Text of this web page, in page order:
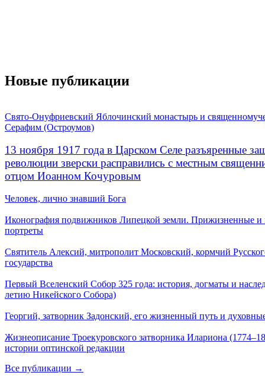
Новые публикации
Свято-Онуфриевский Яблочинский монастырь и
Серафим (Остроумов)
13 ноября 1917 года в Царском Селе разъяренные
революции зверски расправились с местным
отцом Иоанном Кочуровым
Человек, лично знавший Бога
Иконография подвижников Липецкой земли. Прижизненные и
портреты
Святитель Алексий, митрополит Московский, кормчий
государства
Первый Вселенский Собор 325 года: история, догматы и
летию Никейского Собора)
Георгий, затворник Задонский, его жизненный путь и
Жизнеописание Троекуровского затворника Илариона
истории оптинской редакции
Все публикации →